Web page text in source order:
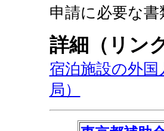
申請に必要な
詳細（リンク
宿泊施設の外
局）